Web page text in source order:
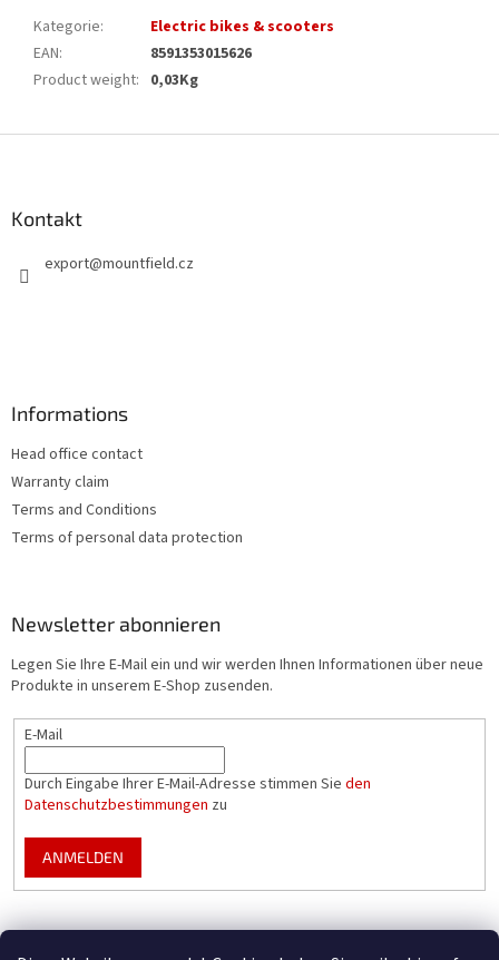
Kategorie:
Electric bikes & scooters
EAN:
8591353015626
Product weight: 0,03Kg
Kontakt
export@mountfield.cz
Informations
Head office contact
Warranty claim
Terms and Conditions
Terms of personal data protection
Newsletter abonnieren
Legen Sie Ihre E-Mail ein und wir werden Ihnen Informationen über neue
Produkte in unserem E-Shop zusenden.
E-Mail
Durch Eingabe Ihrer E-Mail-Adresse stimmen Sie den
Datenschutzbestimmungen zu
ANMELDEN